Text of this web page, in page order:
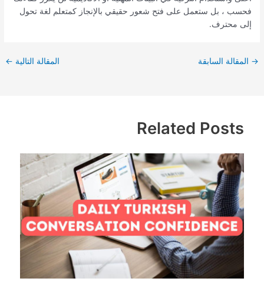
فحسب ، بل ستعمل على فتح شعور حقيقي بالإنجاز كمتعلم لغة تحول
إلى محترف.
→ المقالة السابقة المقالة التالية ←
Related Posts